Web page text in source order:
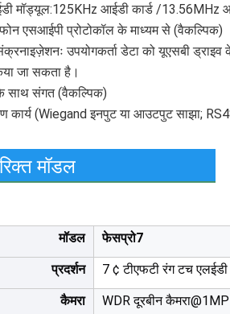
मॉड्यूल:125KHz आईडी कार्ड /13.56MHz
फोन एसआईपी प्रोटोकॉल के माध्यम से (वैकल्पिक)
उपयोगकर्ता डेटा को यूएसबी
जा सकता है।
साथ संगत (वैकल्पिक)
कार्य (Wiegand इनपुट या आउटपुट साझा;
मॉडल
मॉडल फेसप्रो7
प्रदर्शन 7 ¢ टीएफटी रंग टच
कैमरा WDR दूरबीन कैमरा@1MP